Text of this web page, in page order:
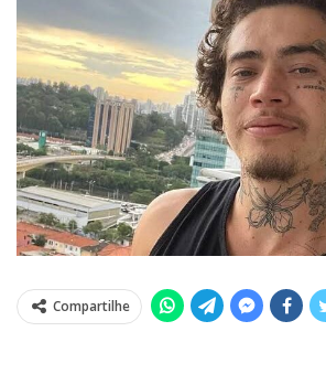
Compartilhe